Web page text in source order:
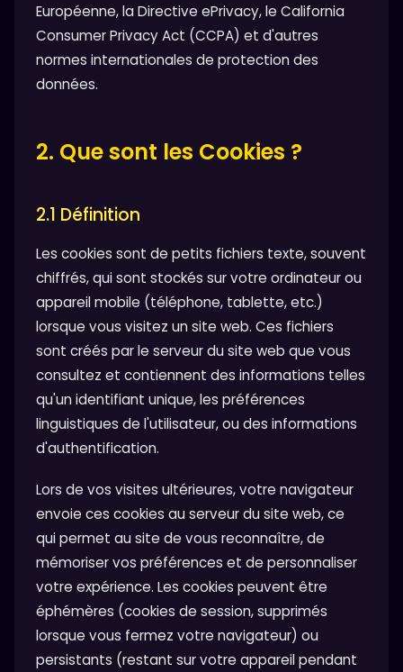
Européenne, la Directive ePrivacy, le California
Consumer Privacy Act (CCPA) et d'autres
normes internationales de protection des
données.
2. Que sont les Cookies ?
2.1 Définition
Les cookies sont de petits fichiers texte, souvent
chiffrés, qui sont stockés sur votre ordinateur ou
appareil mobile (téléphone, tablette, etc.)
lorsque vous visitez un site web. Ces fichiers
sont créés par le serveur du site web que vous
consultez et contiennent des informations telles
qu'un identifiant unique, les préférences
linguistiques de l'utilisateur, ou des informations
d'authentification.
Lors de vos visites ultérieures, votre navigateur
envoie ces cookies au serveur du site web, ce
qui permet au site de vous reconnaître, de
mémoriser vos préférences et de personnaliser
votre expérience. Les cookies peuvent être
éphémères (cookies de session, supprimés
lorsque vous fermez votre navigateur) ou
persistants (restant sur votre appareil pendant